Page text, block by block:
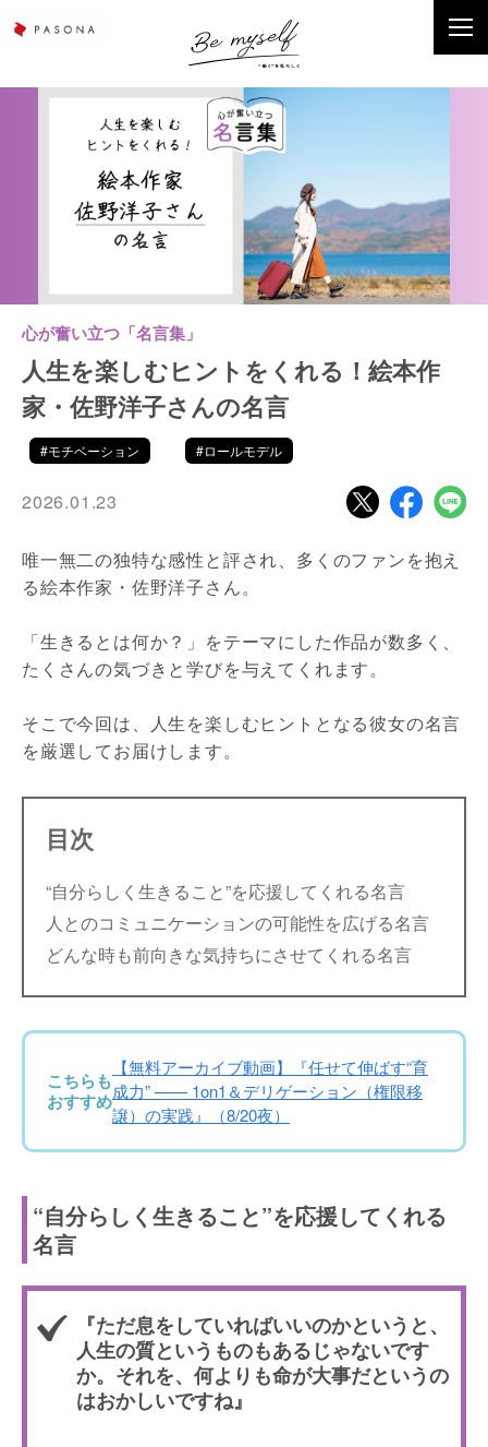
心が奮い立つ「名言集」
人生を楽しむヒントをくれる！絵本作
家・佐野洋子さんの名言
#モチベーション #ロールモデル
2026.01.23
唯一無二の独特な感性と評され、多くのファンを抱え
る絵本作家・佐野洋子さん。
「生きるとは何か？」をテーマにした作品が数多く、
たくさんの気づきと学びを与えてくれます。
そこで今回は、人生を楽しむヒントとなる彼女の名言
を厳選してお届けします。
目次
“自分らしく生きること”を応援してくれる名言
人とのコミュニケーションの可能性を広げる名言
どんな時も前向きな気持ちにさせてくれる名言
こちらも
おすすめ
【無料アーカイブ動画】『任せて伸ばす“育
成力” —— 1on1＆デリゲーション（権限移
譲）の実践』（8/20夜）
“自分らしく生きること”を応援してくれる
名言
『ただ息をしていればいいのかというと、
人生の質というものもあるじゃないです
か。それを、何よりも命が大事だというの
はおかしいですね』